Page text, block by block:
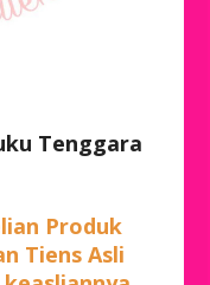
Tenggara
Produk
Tiens Asli